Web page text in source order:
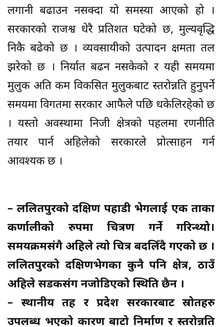
लगानी बढाउन नसक्दा यो समस्या आएको हो ।
सरकारको राजश्व धेरै प्रतिशत घटेको छ, मुल्यवृद्धि
निकै बढेको छ । व्यवसायीको उत्पादन क्षमता तल
झरेको छ । निर्यात बढन नसकेको र यही समयमा
मुलुक अति कम विकसित मुलुकबाट स्तरोन्नति हुनुपर्ने
समयमा विगतमा सरकार आफैले पछि धकेलिरहेको छ
। यस्तो अवस्थामा निजी क्षेत्रको पहलमा रणनीति
तयार पार्न अहिलेको सरकारले प्रोत्साहन गर्न
आवश्यक छ ।
– ललितपुरको दक्षिण पहाडी भेगलाई एक ताका
कर्णालीको रुपमा चित्रण गर्ने गरिन्थ्यो।
समयक्रमसंगै अहिले त्यो चित्र बदलिँदै गएको छ ।
ललितपुरको दक्षिणभेगका कुनै पनि क्षेत्र, ठाउँ
अहिले सडकसंग नजोडिएको स्थिति छैन ।
– स्थानीय तह र प्रदेश सरकारबाट स्रोतहरु
उपलब्ध भएको कारण बाटो निर्माण र स्तरोन्नति